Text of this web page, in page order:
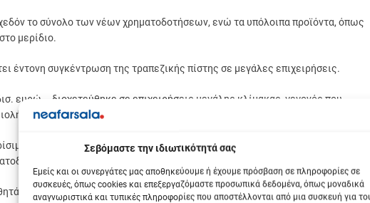
Σεβόμαστε την ιδιωτικότητά σας
Εμείς και οι συνεργάτες μας αποθηκεύουμε ή έχουμε πρόσβαση σε πληροφορίες σε
συσκευές, όπως cookies και επεξεργαζόμαστε προσωπικά δεδομένα, όπως μοναδικά
αναγνωριστικά και τυπικές πληροφορίες που αποστέλλονται από μια συσκευή για
το σύνολο των νέων χρηματοδοτήσεων, ενώ τα υπόλοιπα προϊόντα, όπως
μερίδιο.
έντονη συγκέντρωση της τραπεζικής πίστης σε μεγάλες επιχειρήσεις.
ευρώ – διοχετεύθηκε σε επιχειρήσεις μεγάλης κλίμακας, γεγονός που
με χαμηλότερο ρίσκο και υψηλότερη αξιοπιστία.
για την οικονομική δραστηριότητα και την απασχόληση, συνέχισαν να
ανάλογα με το είδος του δανείου.